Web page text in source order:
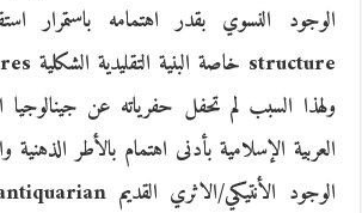
ولهذا السبب لم تحفل حفرياته عن جينالوجيا
العربية الإسلامية بأدنى اهتمام بالأطر الذهنية